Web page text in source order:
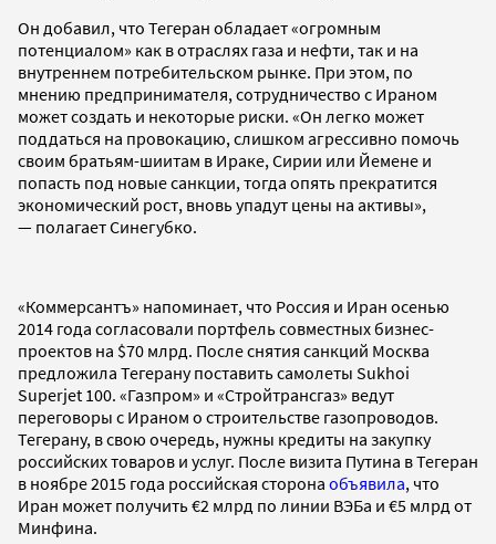
Он добавил, что Тегеран обладает «огромным
потенциалом» как в отраслях газа и нефти, так и на
внутреннем потребительском рынке. При этом, по
мнению предпринимателя, сотрудничество с Ираном
может создать и некоторые риски. «Он легко может
поддаться на провокацию, слишком агрессивно помочь
своим братьям-шиитам в Ираке, Сирии или Йемене и
попасть под новые санкции, тогда опять прекратится
экономический рост, вновь упадут цены на активы»,
— полагает Синегубко.
«Коммерсантъ» напоминает, что Россия и Иран осенью
2014 года согласовали портфель совместных бизнес-
проектов на $70 млрд. После снятия санкций Москва
предложила Тегерану поставить самолеты Sukhoi
Superjet 100. «Газпром» и «Стройтрансгаз» ведут
переговоры с Ираном о строительстве газопроводов.
Тегерану, в свою очередь, нужны кредиты на закупку
российских товаров и услуг. После визита Путина в Тегеран
в ноябре 2015 года российская сторона объявила, что
Иран может получить €2 млрд по линии ВЭБа и €5 млрд от
Минфина.